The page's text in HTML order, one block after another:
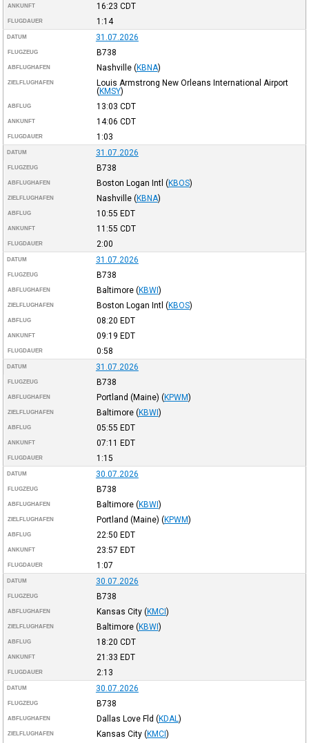
ANKUNFT 16:23 CDT
FLUGDAUER 1:14
DATUM 31.07.2026
FLUGZEUG B738
ABFLUGHAFEN Nashville (KBNA)
ZIELFLUGHAFEN
Louis Armstrong New Orleans International Airport
(KMSY)
ABFLUG 13:03 CDT
ANKUNFT 14:06 CDT
FLUGDAUER 1:03
DATUM 31.07.2026
FLUGZEUG B738
ABFLUGHAFEN Boston Logan Intl (KBOS)
ZIELFLUGHAFEN Nashville (KBNA)
ABFLUG 10:55 EDT
ANKUNFT 11:55 CDT
FLUGDAUER 2:00
DATUM 31.07.2026
FLUGZEUG B738
ABFLUGHAFEN Baltimore (KBWI)
ZIELFLUGHAFEN Boston Logan Intl (KBOS)
ABFLUG 08:20 EDT
ANKUNFT 09:19 EDT
FLUGDAUER 0:58
DATUM 31.07.2026
FLUGZEUG B738
ABFLUGHAFEN Portland (Maine) (KPWM)
ZIELFLUGHAFEN Baltimore (KBWI)
ABFLUG 05:55 EDT
ANKUNFT 07:11 EDT
FLUGDAUER 1:15
DATUM 30.07.2026
FLUGZEUG B738
ABFLUGHAFEN Baltimore (KBWI)
ZIELFLUGHAFEN Portland (Maine) (KPWM)
ABFLUG 22:50 EDT
ANKUNFT 23:57 EDT
FLUGDAUER 1:07
DATUM 30.07.2026
FLUGZEUG B738
ABFLUGHAFEN Kansas City (KMCI)
ZIELFLUGHAFEN Baltimore (KBWI)
ABFLUG 18:20 CDT
ANKUNFT 21:33 EDT
FLUGDAUER 2:13
DATUM 30.07.2026
FLUGZEUG B738
ABFLUGHAFEN Dallas Love Fld (KDAL )
ZIELFLUGHAFEN Kansas City (KMCI)